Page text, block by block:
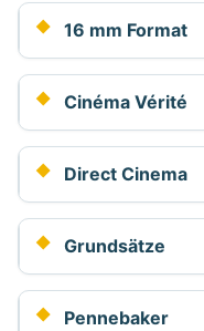
16 mm Format
Cinéma Vérité
Direct Cinema
Grundsätze
Pennebaker